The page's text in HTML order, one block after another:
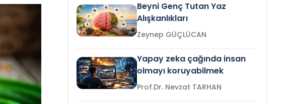
Beyni Genç Tutan Yaz
Alışkanlıkları
Zeynep GÜÇLÜCAN
Yapay zeka çağında insan
olmayı koruyabilmek
Prof.Dr. Nevzat TARHAN